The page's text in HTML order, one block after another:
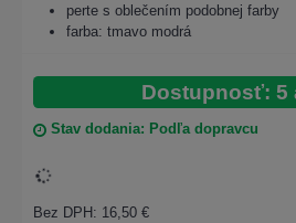
perte s oblečením podobnej farby
farba: tmavo modrá
Dostupnosť: 5
Stav dodania: Podľa dopravcu
Bez DPH: 16,50 €